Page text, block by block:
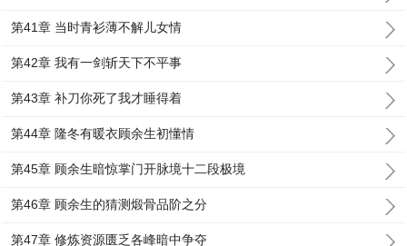
第41章 当时青衫薄不解儿女情
第42章 我有一剑斩天下不平事
第43章 补刀你死了我才睡得着
第44章 隆冬有暖衣顾余生初懂情
第45章 顾余生暗惊掌门开脉境十二段极境
第46章 顾余生的猜测煅骨品阶之分
第47章 修炼资源匮乏各峰暗中争夺